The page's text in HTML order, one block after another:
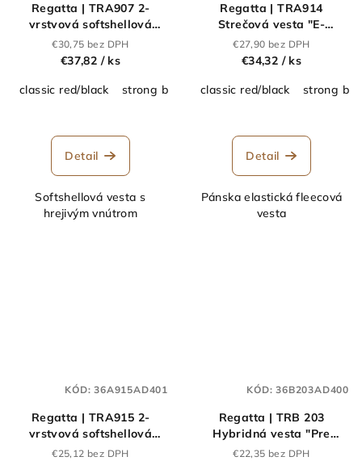
Regatta | TRA907 2-
vrstvová softshellová
vesta "E-volve"_36.A907
€30,75 bez DPH
€37,82 / ks
classic red/black
strong blue/navy mineral grey/ash ash/
Detail
Softshellová vesta s
hrejivým vnútrom
Regatta | TRA914
Strečová vesta "E-
volve"_36.A914
€27,90 bez DPH
€34,32 / ks
classic red/black
strong
Detail
Pánska elastická fleecová
vesta
Regatta | TRA915 2-
vrstvová softshellová
vesta "Navigate"_36.A915
€25,12 bez DPH
KÓD:36A915AD401
Regatta | TRB 203
Hybridná vesta "Pre
Universal"_36.B203
€22,35 bez DPH
KÓD:36B203AD400